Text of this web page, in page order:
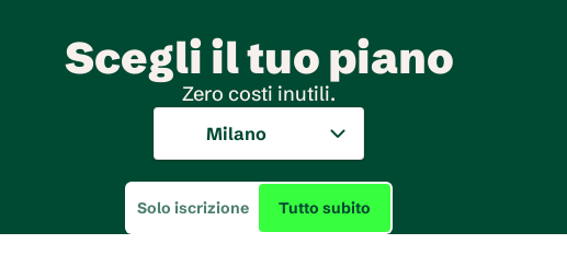
Scegli il tuo piano
Zero costi inutili.
Milano
Solo iscrizione Tutto subito